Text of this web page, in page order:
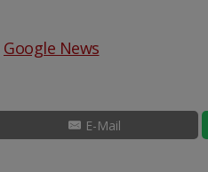
Google News
E-Mail